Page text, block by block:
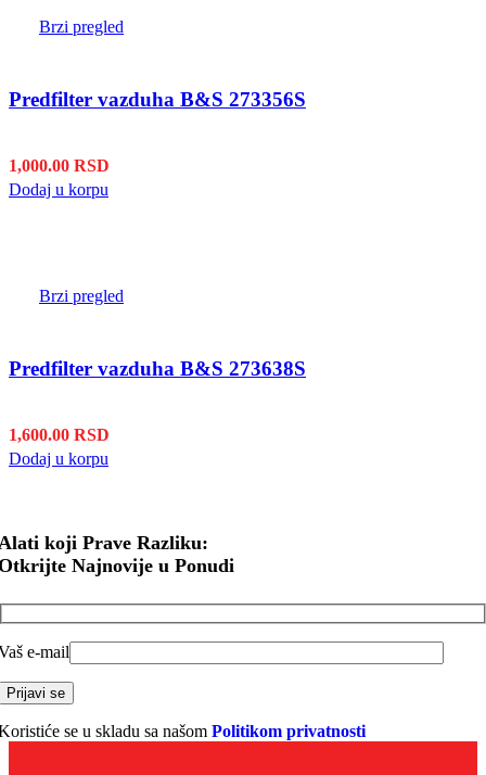
Brzi pregled
Predfilter vazduha B&S 273356S
1,000.00 RSD
Dodaj u korpu
Brzi pregled
Predfilter vazduha B&S 273638S
1,600.00 RSD
Dodaj u korpu
koji Prave Razliku:
Najnovije u Ponudi
e-mail
se u skladu sa našom Politikom privatnosti